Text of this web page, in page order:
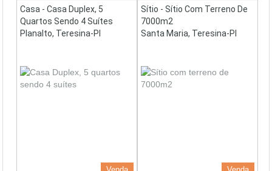
Casa - Casa Duplex, 5
Quartos Sendo 4 Suítes
Planalto, Teresina-PI
Sítio - Sítio Com Terreno De
7000m2
Santa Maria, Teresina-PI